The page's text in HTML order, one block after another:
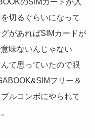
切るぐらいになって
があればSIMカードが
味ないんじゃない
て思っていたので眼
フリー＆
ルコンボにやられて